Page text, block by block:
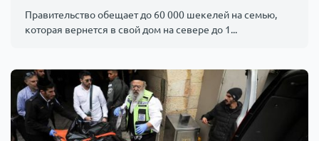
Правительство обещает до 60 000 шекелей на семью,
которая вернется в свой дом на севере до 1...